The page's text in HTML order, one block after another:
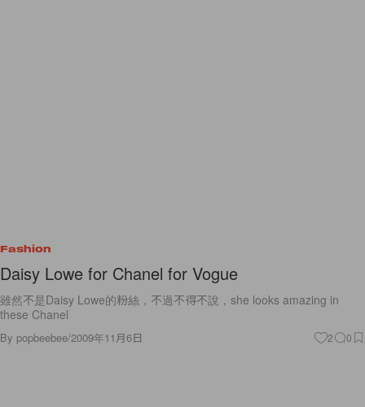
Fashion
Daisy Lowe for Chanel for Vogue
雖然不是Daisy Lowe的粉絲，不過不得不說，she looks amazing in
these Chanel
By popbeebee/2009年11月6日 2 0